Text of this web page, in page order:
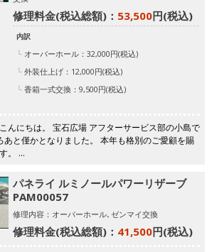
修理料金(税込総額)： 53,500円(税込)
内訳
オーバーホール：32,000円(税込)
外装仕上げ：12,000円(税込)
香箱一式交換：9,500円(税込)
んにちは。 宝石広場 アフターサービス部の小島で
と僅かとなりました。 本年も格別のご愛顧を賜
。 …
パネライ ルミノールパワーリザーブ
PAM00057
修理内容：オーバーホール､ゼンマイ交換
修理料金(税込総額)： 41,500円(税込)